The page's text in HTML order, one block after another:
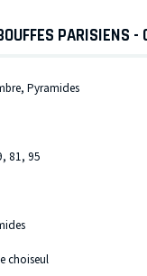
PARISIENS -
Pyramides
81, 95
choiseul